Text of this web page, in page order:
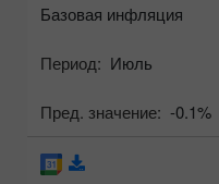
Базовая инфляция
Период: Июль
Пред. значение: -0.1%